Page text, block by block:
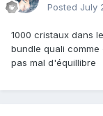
Posted July
1000 cristaux dans
bundle quali
pas mal d'équillibre